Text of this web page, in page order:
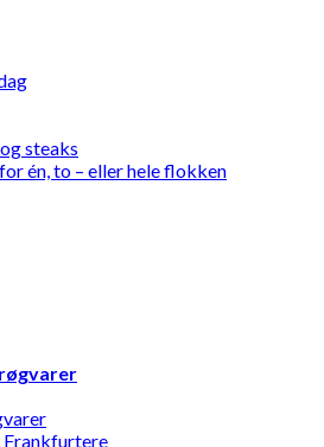
steaks
én, to – eller hele flokken